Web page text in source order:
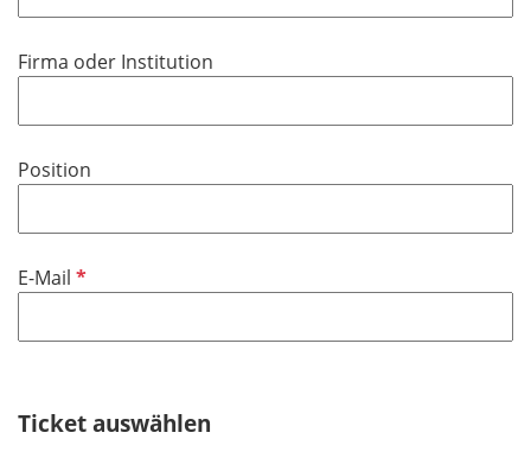
t
e
d
c
t
e
d
Firma oder Institution
Position
E-Mail P
h
Ticket auswählen